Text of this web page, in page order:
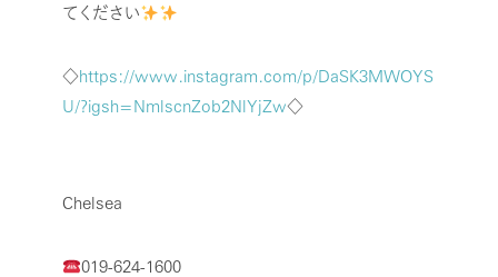
てください
◇https://www.instagram.com/p/DaSK3MWOYS
U/?igsh=NmlscnZob2NlYjZw◇
Chelsea
019-624-1600